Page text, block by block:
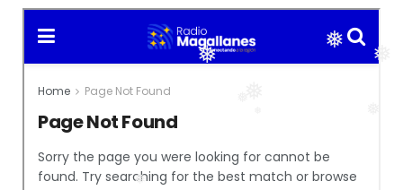
❅
❅